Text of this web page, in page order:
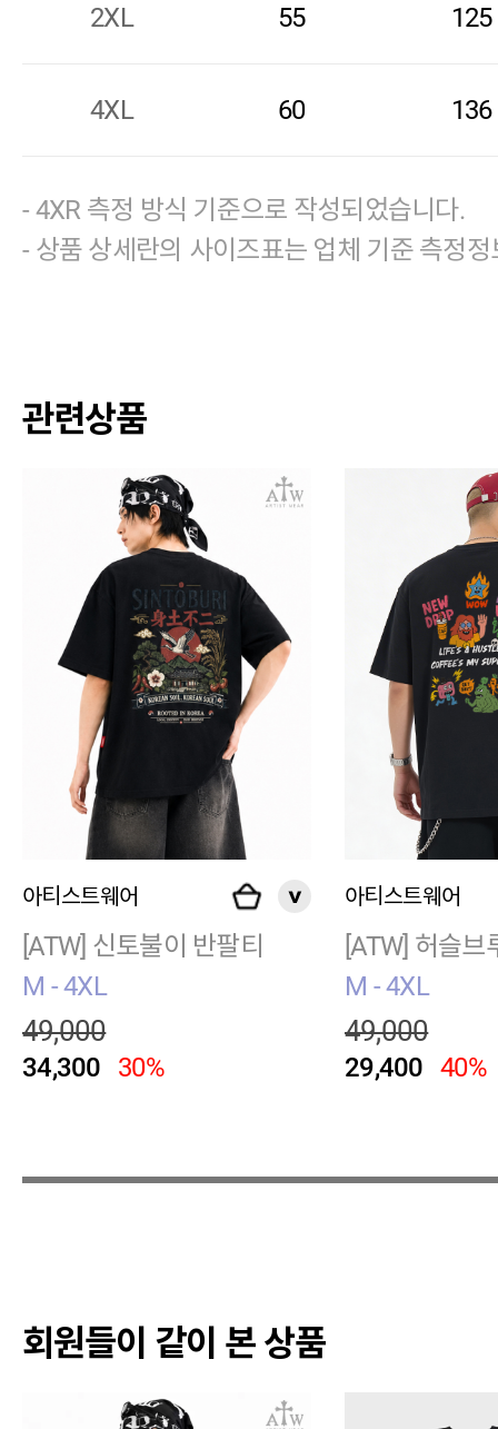
2XL 55 125
4XL 60 136
- 4XR 측정 방식 기준으로 작성되었습니다.
- 상품 상세란의 사이즈표는 업체 기준 측정정
관련상품
아티스트웨어
[ATW] 신토불이 반팔티
M - 4XL
49,000
34,300 30%
아티스트웨어
[ATW] 허슬브
M - 4XL
49,000
29,400 40%
회원들이 같이 본 상품